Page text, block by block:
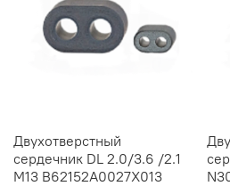
Двухотверстный
сердечник DL 2.0/3.6 /2.1
M13 B62152A0027X013